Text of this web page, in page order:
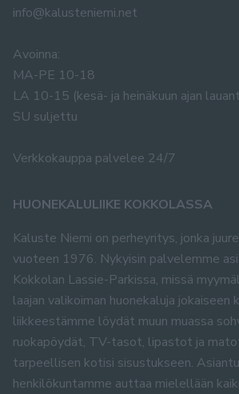
info@kalusteniemi.net
Avoinna:
MA-PE 10-18
LA 10-15 (kesä- ja heinäkuun ajan
SU suljettu
Verkkokauppa palvelee 24/7
HUONEKALULIIKE KOKKOLASSA
Kaluste Niemi on perheyritys, jonka
vuoteen 1976. Nykyisin palvelemme
Kokkolan Lassie-Parkissa, missä
laajan valikoiman huonekaluja jokaiseen
liikkeestämme löydät muun muassa
ruokapöydät, TV-tasot, lipastot ja
tarpeellisen kotisi sisustukseen.
henkilökuntamme auttaa mielellään